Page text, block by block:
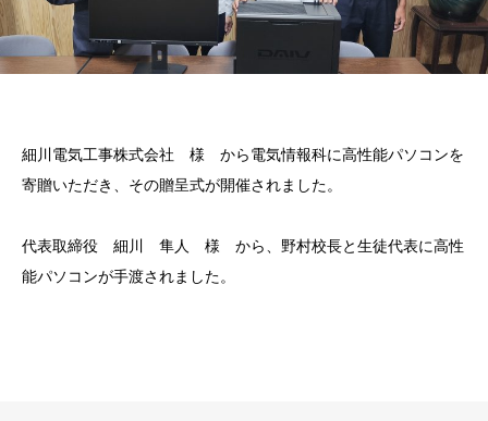
細川電気工事株式会社 様 から電気情報科に高性能パソコンを
寄贈いただき、その贈呈式が開催されました。
代表取締役 細川 隼人 様 から、野村校長と生徒代表に高性
能パソコンが手渡されました。